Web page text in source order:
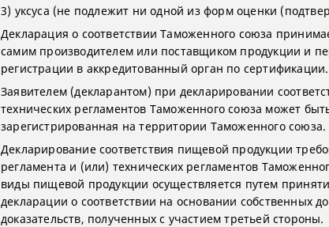
3) уксуса (не подлежит ни одной из форм оценки
Декларация о соответствии Таможенного союза
самим производителем или поставщиком продукции и
регистрации в аккредитованный орган по сертификации.
Заявителем (декларантом) при декларировании
технических регламентов Таможенного союза может
зарегистрированная на территории Таможенного союза.
Декларирование соответствия пищевой продукции
регламента и (или) технических регламентов
виды пищевой продукции осуществляется путем
декларации о соответствии на основании собственных
доказательств, полученных с участием третьей стороны.